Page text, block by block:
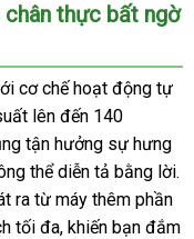
thực bất ngờ
cơ chế hoạt động tự
lên đến 140
tận hưởng sự hưng
thể diễn tả bằng lời.
ra từ máy thêm phần
tối đa, khiến bạn đắm